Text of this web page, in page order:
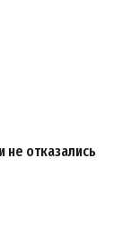
отказались